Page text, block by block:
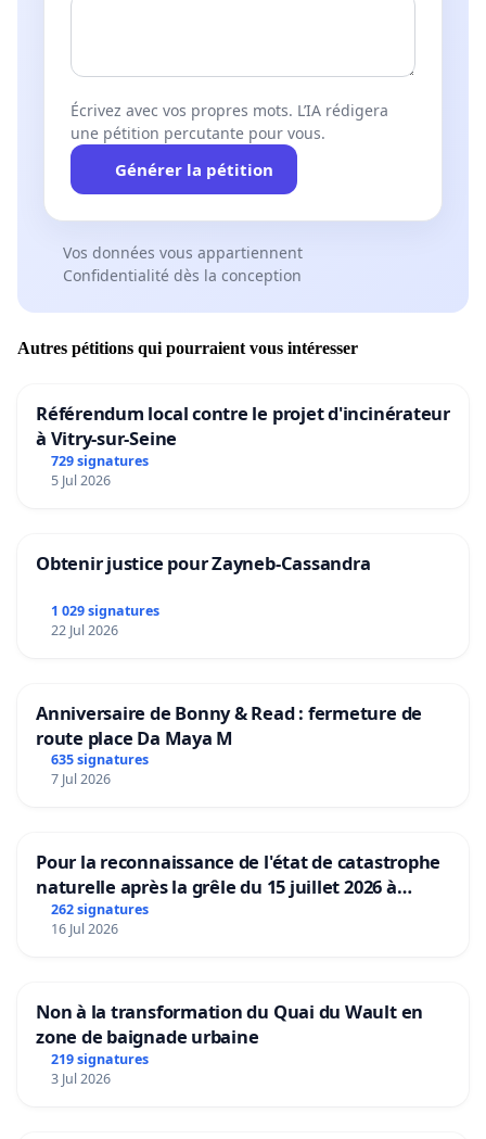
Écrivez avec vos propres mots. L’IA rédigera
une pétition percutante pour vous.
Générer la pétition
Vos données vous appartiennent
Confidentialité dès la conception
Autres pétitions qui pourraient vous intéresser
Référendum local contre le projet d'incinérateur
à Vitry-sur-Seine
729 signatures
5 Jul 2026
Obtenir justice pour Zayneb-Cassandra
1 029 signatures
22 Jul 2026
Anniversaire de Bonny & Read : fermeture de
route place Da Maya M
635 signatures
7 Jul 2026
Pour la reconnaissance de l'état de catastrophe
naturelle après la grêle du 15 juillet 2026 à
Aubenas et ses alentours
262 signatures
16 Jul 2026
Non à la transformation du Quai du Wault en
zone de baignade urbaine
219 signatures
3 Jul 2026